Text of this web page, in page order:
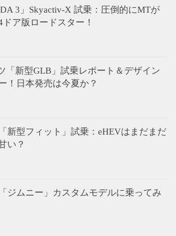
3」Skyactiv-X 試乗：圧倒的にMTが
ドア版ロードスター！
「新型GLB」試乗レポート＆デザイン
！日本発売は今夏か？
新型フィット」試乗：eHEVはまだまだ
い？
ジムニー」カスタムモデルに乗ってみ